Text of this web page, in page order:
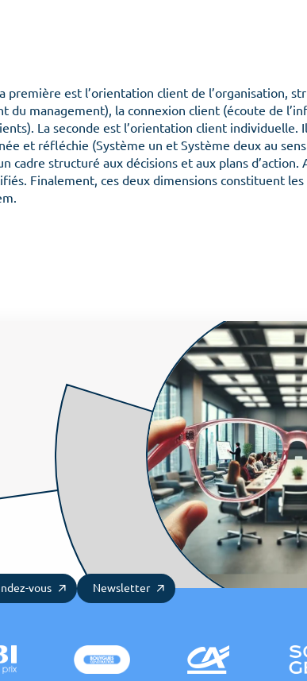
Les équipes
Embarquer Prendre conscience
Les attitudes Les process
première est l’orientation client de l’organisation,
du management), la connexion client (écoute de
La seconde est l’orientation client individuelle.
et réfléchie (Système un et Système deux au
cadre structuré aux décisions et aux plans d’action.
Finalement, ces deux dimensions constituent
vous Newsletter